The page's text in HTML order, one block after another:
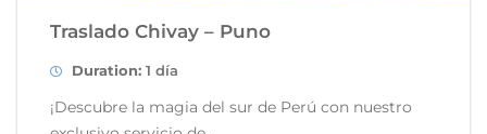
Traslado Chivay – Puno
Duration: 1 día
¡Descubre la magia del sur de Perú con nuestro